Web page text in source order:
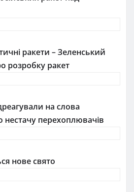
ракети – Зеленський
розробку ракет
на слова
нестачу перехоплювачів
нове свято